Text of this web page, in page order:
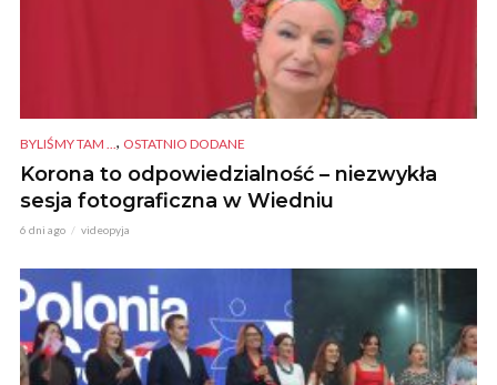
BYLIŚMY TAM ... , OSTATNIO DODANE
Korona to odpowiedzialność – niezwykła
sesja fotograficzna w Wiedniu
6 dni ago videopyja